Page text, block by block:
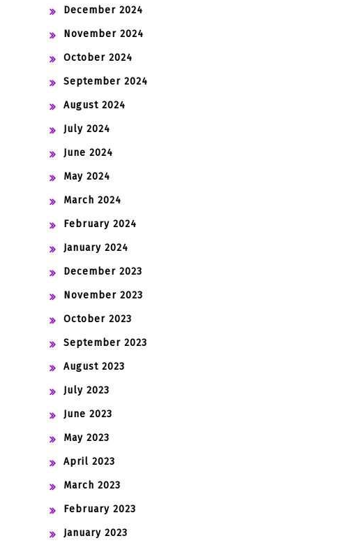
December 2024
November 2024
October 2024
September 2024
August 2024
July 2024
June 2024
May 2024
March 2024
February 2024
January 2024
December 2023
November 2023
October 2023
September 2023
August 2023
July 2023
June 2023
May 2023
April 2023
March 2023
February 2023
January 2023